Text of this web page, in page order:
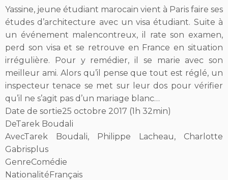
Yassine, jeune étudiant marocain vient à Paris faire ses
études d’architecture avec un visa étudiant. Suite à
un événement malencontreux, il rate son examen,
perd son visa et se retrouve en France en situation
irrégulière. Pour y remédier, il se marie avec son
meilleur ami. Alors qu’il pense que tout est réglé, un
inspecteur tenace se met sur leur dos pour vérifier
qu’il ne s’agit pas d’un mariage blanc…
Date de sortie25 octobre 2017 (1h 32min)
DeTarek Boudali
AvecTarek Boudali, Philippe Lacheau, Charlotte
Gabrisplus
GenreComédie
NationalitéFrançais